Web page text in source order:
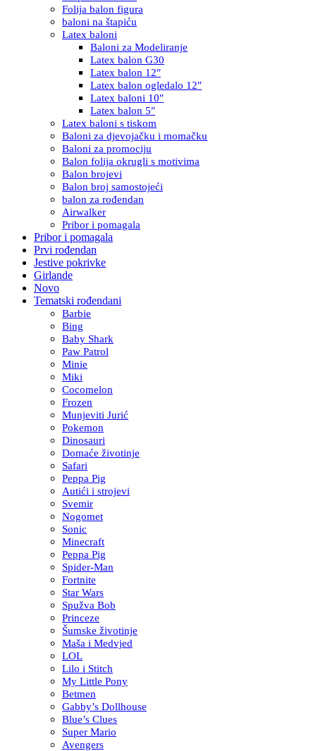
Folija balon figura
baloni na štapiću
Latex baloni
Baloni za Modeliranje
Latex balon G30
Latex balon 12″
Latex balon ogledalo 12″
Latex baloni 10″
Latex balon 5″
Latex baloni s tiskom
Baloni za djevojačku i momačku
Baloni za promociju
Balon folija okrugli s motivima
Balon brojevi
Balon broj samostojeći
balon za rođendan
Airwalker
Pribor i pomagala
Pribor i pomagala
Prvi rođendan
Jestive pokrivke
Girlande
Novo
Tematski rođendani
Barbie
Bing
Baby Shark
Paw Patrol
Minie
Miki
Cocomelon
Frozen
Munjeviti Jurić
Pokemon
Dinosauri
Domaće životinje
Safari
Peppa Pig
Autići i strojevi
Svemir
Nogomet
Sonic
Minecraft
Peppa Pig
Spider-Man
Fortnite
Star Wars
Spužva Bob
Princeze
Šumske životinje
Maša i Medvjed
LOL
Lilo i Stitch
My Little Pony
Betmen
Gabby’s Dollhouse
Blue’s Clues
Super Mario
Avengers